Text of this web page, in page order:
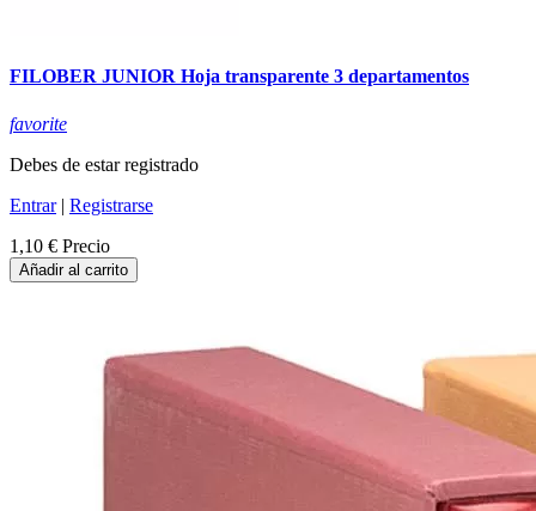
FILOBER JUNIOR Hoja transparente 3 departamentos
favorite
Debes de estar registrado
Entrar| Registrarse
1,10 € Precio
Añadir al carrito